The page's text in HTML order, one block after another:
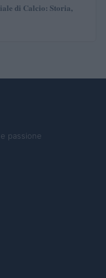
di Calcio: Storia,
passione